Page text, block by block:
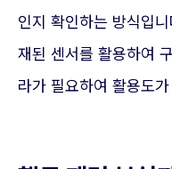
인지 확인하는 방식입
재된 센서를 활용하여
라가 필요하여 활용도